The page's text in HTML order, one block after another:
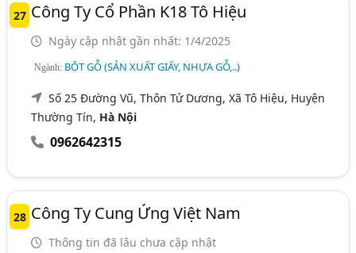
27 Công Ty Cổ Phần K18 Tô Hiệu
Ngày cập nhật gần nhất: 1/4/2025
Ngành: BỘT GỖ (SẢN XUẤT GIẤY, NHỰA GỖ,..)
Số 25 Đường Vũ, Thôn Tử Dương, Xã Tô Hiệu, Huyện
Thường Tín, Hà Nội
0962642315
28 Công Ty Cung Ứng Việt Nam
Thông tin đã lâu chưa cập nhật